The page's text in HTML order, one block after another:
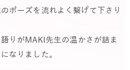
ポーズを流れよく繋げて下さり
りがMAKI先生の温かさが詰ま
なりました。